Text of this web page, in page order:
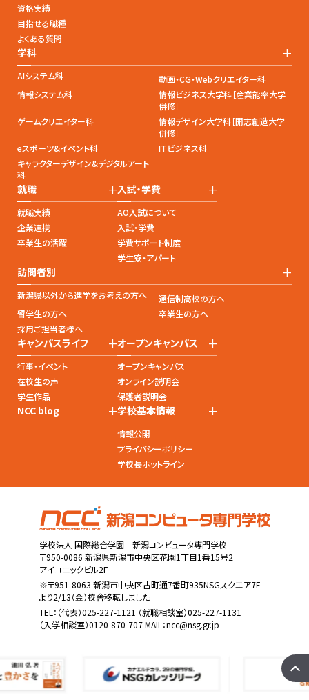
資格実績
目指せる職種
よくある質問
学科 +
AIシステム科
動画・CG・Webクリエイター科
情報システム科
情報ビジネス大学科［産業能率大学
併修］
ゲームクリエイター科
情報デザイン大学科［開志創造大学
併修］
eスポーツ&イベント科
ITビジネス科
キャラクターデザイン&デジタルアート
科
就職 +
就職実績
企業連携
卒業生の活躍
入試・学費 +
AO入試について
入試・学費
学費サポート制度
学生寮・アパート
訪問者別 +
新潟県以外から進学をお考えの方へ
通信制高校の方へ
留学生の方へ
卒業生の方へ
採用ご担当者様へ
キャンパスライフ +
行事・イベント
在校生の声
学生作品
オープンキャンパス +
オープンキャンパス
オンライン説明会
保護者説明会
NCC blog +学校基本情報 +
情報公開
プライバシーポリシー
学校長ホットライン
学校法人 国際総合学園 新潟コンピュータ専門学校
〒950-0086 新潟県新潟市中央区花園1丁目1番15号2
アイコニックビル2F
※〒951-8063 新潟市中央区古町通7番町935NSGスクエア7F
より2/13（金）校舎移転しました
TEL： （代表）025-227-1121 （就職相談室）025-227-1131
（入学相談室）0120-870-707 MAIL：ncc@nsg.gr.jp